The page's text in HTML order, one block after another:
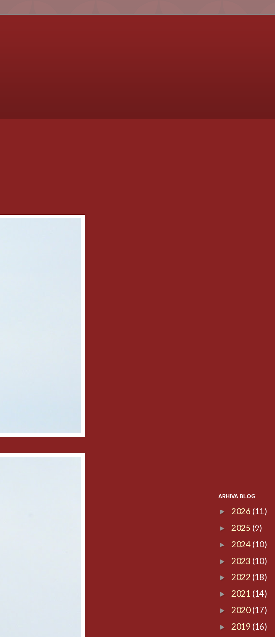
ARHIVA BLOG
► 2026 (11)
► 2025 (9)
► 2024(10)
► 2023 (10)
► 2022 (18)
► 2021 (14)
► 2020(17)
► 2019 (16)